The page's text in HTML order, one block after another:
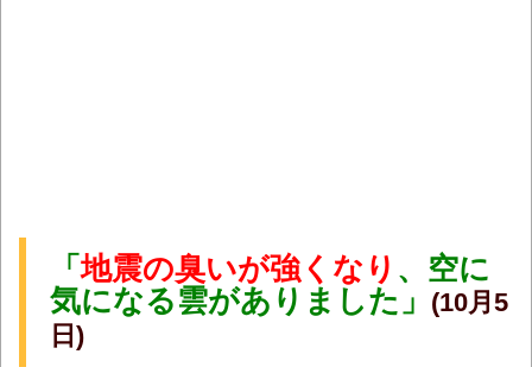
「地震の臭いが強くなり 、空に
気になる雲がありました」 (10月5
日)